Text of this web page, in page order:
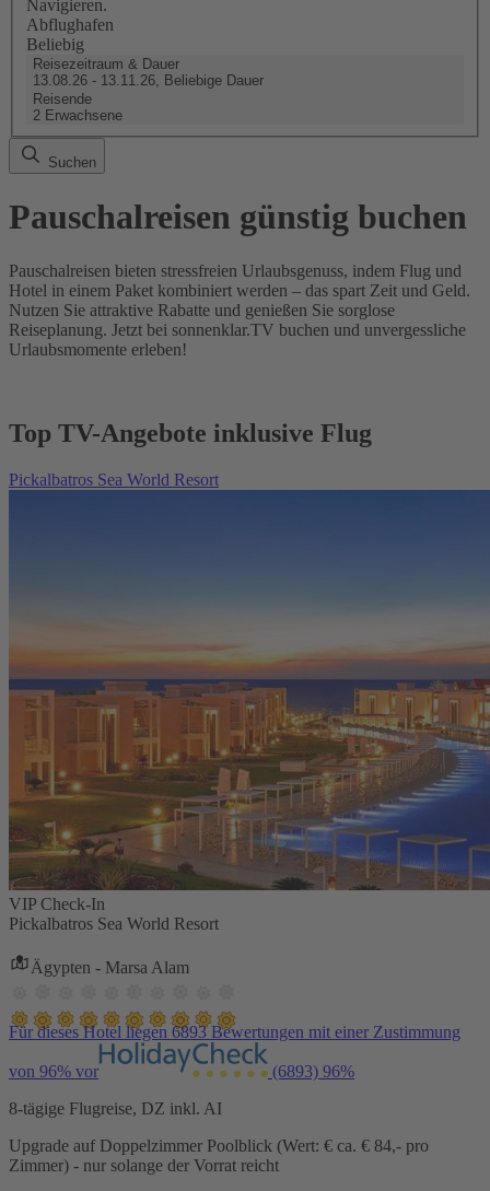
Navigieren.
Abflughafen
Beliebig
Reisezeitraum & Dauer
13.08.26 - 13.11.26, Beliebige Dauer
Reisende
2 Erwachsene
Suchen
Pauschalreisen günstig buchen
Pauschalreisen bieten stressfreien Urlaubsgenuss, indem Flug und
Hotel in einem Paket kombiniert werden – das spart Zeit und Geld.
Nutzen Sie attraktive Rabatte und genießen Sie sorglose
Reiseplanung. Jetzt bei sonnenklar.TV buchen und unvergessliche
Urlaubsmomente erleben!
Top TV-Angebote inklusive Flug
Pickalbatros Sea World Resort
VIP Check-In
Pickalbatros Sea World Resort
Ägypten - Marsa Alam
Für dieses Hotel liegen 6893 Bewertungen mit einer Zustimmung
von 96% vor (6893) 96%
8-tägige Flugreise, DZ inkl. AI
Upgrade auf Doppelzimmer Poolblick (Wert: € ca. € 84,- pro
Zimmer) - nur solange der Vorrat reicht